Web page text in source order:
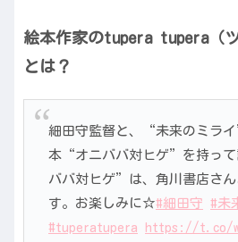
絵本作家のtupera tupera（
とは？
細田守監督と、“未来のミラ
本“オニババ対ヒゲ”を持っ
ババ対ヒゲ”は、角川書店さ
す。お楽しみに☆#細田守 #未
#tuperatupera
https://t.co/